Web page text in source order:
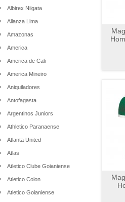
Albirex Niigata
Alianza Lima
Amazonas
America
America de Cali
America Mineiro
Aniquiladores
Antofagasta
Argentinos Juniors
Athletico Paranaense
Atlanta United
Atlas
Atletico Clube Goianiense
Atletico Colon
Atletico Goianiense